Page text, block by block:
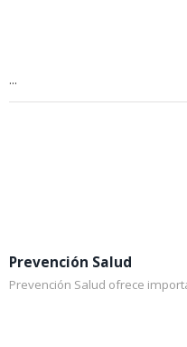
...
Prevención Salud
Prevención Salud ofrece